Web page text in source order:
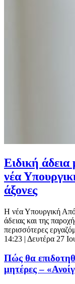
Ειδική
νέα
άξονες
Η νέα Υπουργική
άδειας και της
περισσότερες
14:23 | Δευτέρα 27
Πώς θα
μητέρες –